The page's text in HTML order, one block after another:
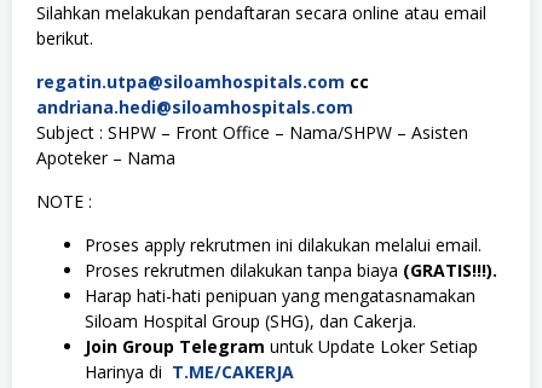
Silahkan melakukan pendaftaran secara online atau email
berikut.
regatin.utpa@siloamhospitals.com cc
andriana.hedi@siloamhospitals.com
Subject : SHPW – Front Office – Nama/SHPW – Asisten
Apoteker – Nama
NOTE :
Proses apply rekrutmen ini dilakukan melalui email.
Proses rekrutmen dilakukan tanpa biaya (GRATIS!!!).
Harap hati-hati penipuan yang mengatasnamakan
Siloam Hospital Group (SHG), dan Cakerja.
Join Group Telegram untuk Update Loker Setiap
Harinya di T.ME/CAKERJA